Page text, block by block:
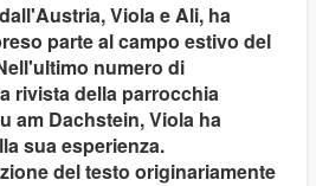
Viola e Ali, ha
parte al campo estivo del
numero di
rivista della parrocchia
am Dachstein, Viola ha
sua esperienza.
del testo originariamente